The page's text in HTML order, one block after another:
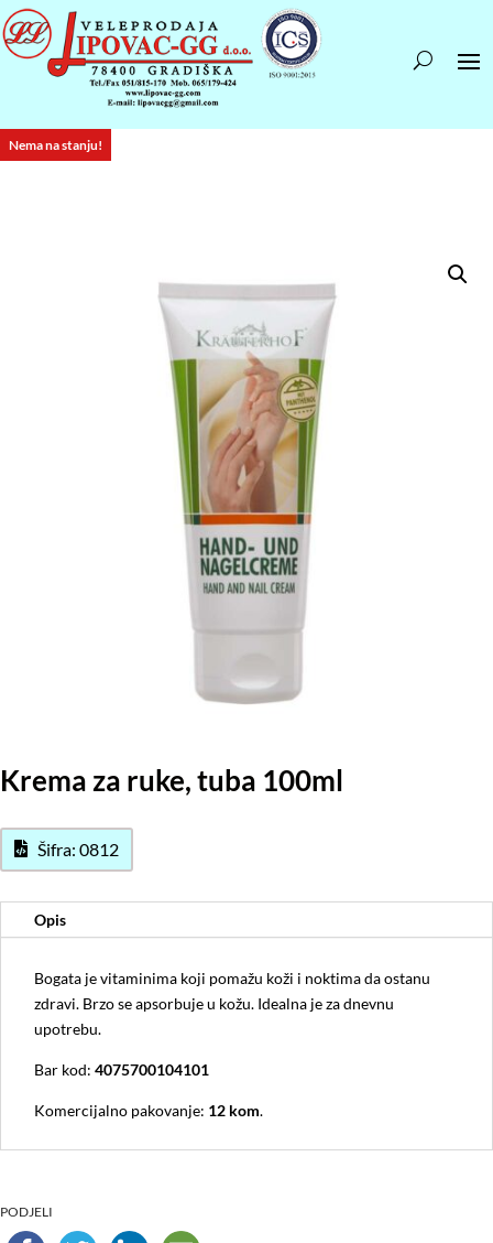
Nema na stanju!
Krema za ruke, tuba 100ml
Šifra: 0812
Opis
Bogata je vitaminima koji pomažu koži i noktima da ostanu
zdravi. Brzo se apsorbuje u kožu. Idealna je za dnevnu
upotrebu.
Bar kod: 4075700104101
Komercijalno pakovanje: 12 kom.
PODJELI